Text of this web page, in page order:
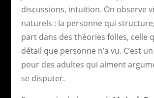
discussions, intuition. On observe
naturels : la personne qui
part dans des théories folles, celle
détail que personne n’a vu. C’est
pour des adultes qui aiment
se disputer.